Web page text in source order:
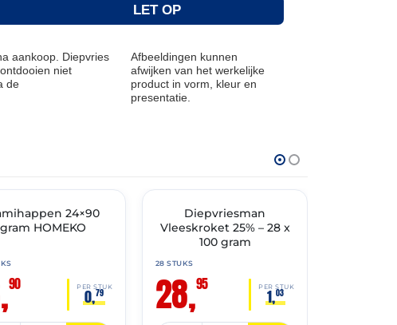
LET OP
aankoop. Diepvries
niet
de
Afbeeldingen kunnen
afwijken van het werkelijke
product in vorm, kleur en
presentatie.
ASSORTIMENT24×90
gram HOMEKO
90 PER STUK
0,79
✓ VAST ASSORTIMENT
Diepvriesman
Vleeskroket 25% – 28 x
100 gram
28 STUKS
28,95 PER STUK
1,03